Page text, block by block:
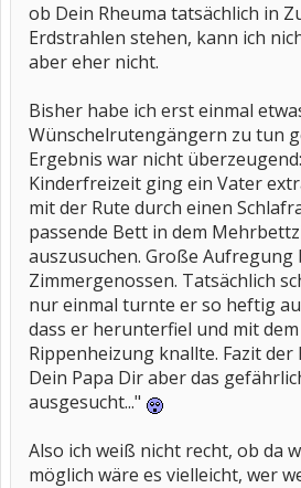
ob Dein Rheuma tatsächlich in
Erdstrahlen stehen, kann ich
aber eher nicht.
Bisher habe ich erst einmal
Wünschelrutengängern zu tun
Ergebnis war nicht
Kinderfreizeit ging ein Vater
mit der Rute durch einen
passende Bett in dem
auszusuchen. Große Aufregung
Zimmergenossen. Tatsächlich
nur einmal turnte er so heftig
dass er herunterfiel und mit
Rippenheizung knallte. Fazit der
Dein Papa Dir aber das
ausgesucht..."
Also ich weiß nicht recht, ob da
möglich wäre es vielleicht, wer